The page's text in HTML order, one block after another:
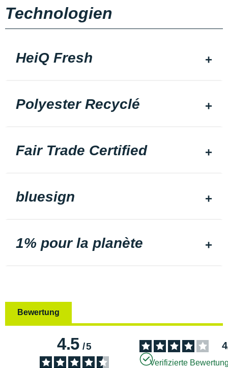
Technologien
HeiQ Fresh
Polyester Recyclé
Fair Trade Certified
bluesign
1% pour la planète
Bewertung
4.5/5 4
Verifizierte